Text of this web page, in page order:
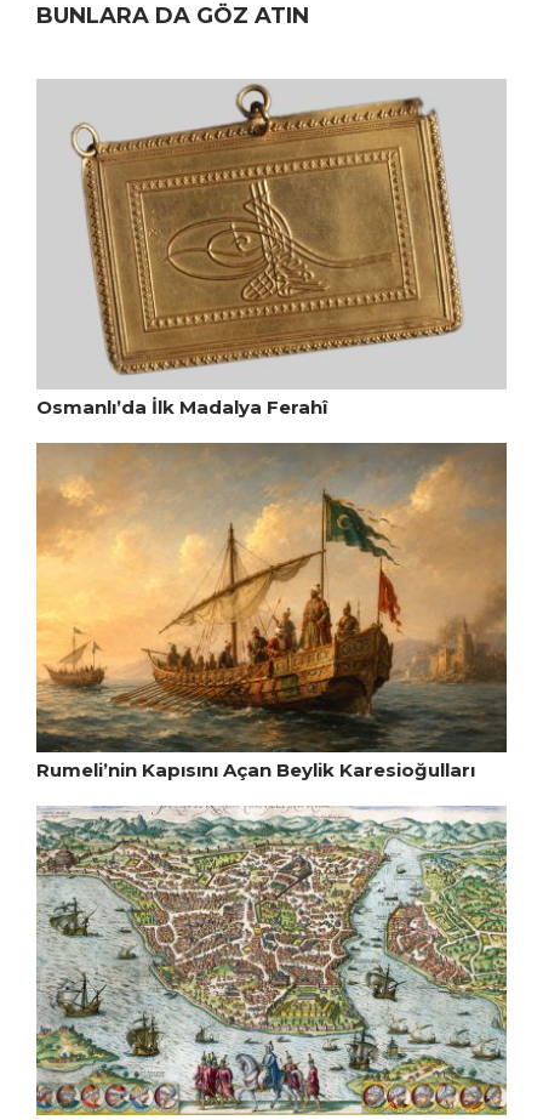
BUNLARA DA GÖZ ATIN
Osmanlı’da İlk Madalya Ferahî
Rumeli’nin Kapısını Açan Beylik Karesioğulları